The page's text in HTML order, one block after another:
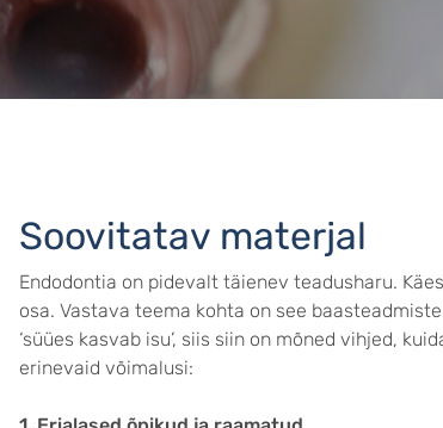
Soovitatav materjal
Endodontia on pidevalt täienev teadusharu.
osa. Vastava teema kohta on see
‘süües kasvab isu’, siis siin on mõned vihjed,
erinevaid võimalusi: